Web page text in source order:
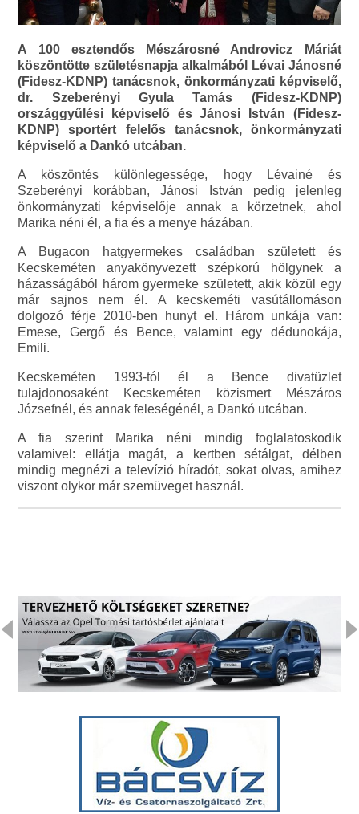
A 100 esztendős Mészárosné Androvicz Máriát
köszöntötte születésnapja alkalmából Lévai Jánosné
(Fidesz-KDNP) tanácsnok, önkormányzati képviselő,
dr. Szeberényi Gyula Tamás (Fidesz-KDNP)
országgyűlési képviselő és Jánosi István (Fidesz-
KDNP) sportért felelős tanácsnok, önkormányzati
képviselő a Dankó utcában.
A köszöntés különlegessége, hogy Lévainé és
Szeberényi korábban, Jánosi István pedig jelenleg
önkormányzati képviselője annak a körzetnek, ahol
Marika néni él, a fia és a menye házában.
A Bugacon hatgyermekes családban született és
Kecskeméten anyakönyvezett szépkorú hölgynek a
házasságából három gyermeke született, akik közül egy
már sajnos nem él. A kecskeméti vasútállomáson
dolgozó férje 2010-ben hunyt el. Három unkája van:
Emese, Gergő és Bence, valamint egy dédunokája,
Emili.
Kecskeméten 1993-tól él a Bence divatüzlet
tulajdonosaként Kecskeméten közismert Mészáros
Józsefnél, és annak feleségénél, a Dankó utcában.
A fia szerint Marika néni mindig foglalatoskodik
valamivel: ellátja magát, a kertben sétálgat, délben
mindig megnézi a televízió híradót, sokat olvas, amihez
viszont olykor már szemüveget használ.